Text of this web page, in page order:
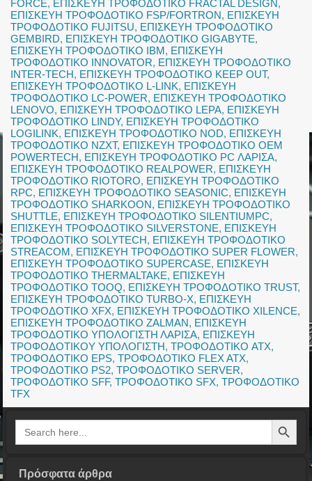
FORCE, ΕΠΙΣΚΕΥΗ ΤΡΟΦΟΔΟΤΙΚΟ FRACTAL DESIGN,
ΕΠΙΣΚΕΥΗ ΤΡΟΦΟΔΟΤΙΚΟ FSP/FORTRON, ΕΠΙΣΚΕΥΗ
ΤΡΟΦΟΔΟΤΙΚΟ FUJITSU, ΕΠΙΣΚΕΥΗ ΤΡΟΦΟΔΟΤΙΚΟ
GEMBIRD, ΕΠΙΣΚΕΥΗ ΤΡΟΦΟΔΟΤΙΚΟ GIGABYTE,
ΕΠΙΣΚΕΥΗ ΤΡΟΦΟΔΟΤΙΚΟ IBM, ΕΠΙΣΚΕΥΗ
ΤΡΟΦΟΔΟΤΙΚΟ INNOVATOR, ΕΠΙΣΚΕΥΗ ΤΡΟΦΟΔΟΤΙΚΟ
INTER-TECH, ΕΠΙΣΚΕΥΗ ΤΡΟΦΟΔΟΤΙΚΟ KEEP OUT,
ΕΠΙΣΚΕΥΗ ΤΡΟΦΟΔΟΤΙΚΟ L-LINK, ΕΠΙΣΚΕΥΗ
ΤΡΟΦΟΔΟΤΙΚΟ LC-POWER, ΕΠΙΣΚΕΥΗ ΤΡΟΦΟΔΟΤΙΚΟ
LENOVO, ΕΠΙΣΚΕΥΗ ΤΡΟΦΟΔΟΤΙΚΟ LEPA, ΕΠΙΣΚΕΥΗ
ΤΡΟΦΟΔΟΤΙΚΟ LINDY, ΕΠΙΣΚΕΥΗ ΤΡΟΦΟΔΟΤΙΚΟ
LOGILINK, ΕΠΙΣΚΕΥΗ ΤΡΟΦΟΔΟΤΙΚΟ NOD, ΕΠΙΣΚΕΥΗ
ΤΡΟΦΟΔΟΤΙΚΟ NZXT, ΕΠΙΣΚΕΥΗ ΤΡΟΦΟΔΟΤΙΚΟ OEM
POWERTECH, ΕΠΙΣΚΕΥΗ ΤΡΟΦΟΔΟΤΙΚΟ PC ΛΑΡΙΣΑ,
ΕΠΙΣΚΕΥΗ ΤΡΟΦΟΔΟΤΙΚΟ REALPOWER, ΕΠΙΣΚΕΥΗ
ΤΡΟΦΟΔΟΤΙΚΟ RIOTORO, ΕΠΙΣΚΕΥΗ ΤΡΟΦΟΔΟΤΙΚΟ
RPC, ΕΠΙΣΚΕΥΗ ΤΡΟΦΟΔΟΤΙΚΟ SEASONIC, ΕΠΙΣΚΕΥΗ
ΤΡΟΦΟΔΟΤΙΚΟ SHARKOON, ΕΠΙΣΚΕΥΗ ΤΡΟΦΟΔΟΤΙΚΟ
SHUTTLE, ΕΠΙΣΚΕΥΗ ΤΡΟΦΟΔΟΤΙΚΟ SILENTIUMPC,
ΕΠΙΣΚΕΥΗ ΤΡΟΦΟΔΟΤΙΚΟ SILVERSTONE, ΕΠΙΣΚΕΥΗ
ΤΡΟΦΟΔΟΤΙΚΟ SOLYTECH, ΕΠΙΣΚΕΥΗ ΤΡΟΦΟΔΟΤΙΚΟ
STREACOM, ΕΠΙΣΚΕΥΗ ΤΡΟΦΟΔΟΤΙΚΟ SUPER FLOWER,
ΕΠΙΣΚΕΥΗ ΤΡΟΦΟΔΟΤΙΚΟ SUPERCASE, ΕΠΙΣΚΕΥΗ
ΤΡΟΦΟΔΟΤΙΚΟ THERMALTAKE, ΕΠΙΣΚΕΥΗ
ΤΡΟΦΟΔΟΤΙΚΟ TOOQ, ΕΠΙΣΚΕΥΗ ΤΡΟΦΟΔΟΤΙΚΟ TRUST,
ΕΠΙΣΚΕΥΗ ΤΡΟΦΟΔΟΤΙΚΟ TURBO-X, ΕΠΙΣΚΕΥΗ
ΤΡΟΦΟΔΟΤΙΚΟ XFX, ΕΠΙΣΚΕΥΗ ΤΡΟΦΟΔΟΤΙΚΟ XILENCE,
ΕΠΙΣΚΕΥΗ ΤΡΟΦΟΔΟΤΙΚΟ ZALMAN, ΕΠΙΣΚΕΥΗ
ΤΡΟΦΟΔΟΤΙΚΟ ΥΠΟΛΟΓΙΣΤΗ ΛΑΡΙΣΑ, ΕΠΙΣΚΕΥΗ
ΤΡΟΦΟΔΟΤΙΚΟΥ ΥΠΟΛΟΓΙΣΤΗ,ΤΡΟΦΟΔΟΤΙΚΟ ATX,
ΤΡΟΦΟΔΟΤΙΚΟ EPS,ΤΡΟΦΟΔΟΤΙΚΟ FLEX ATX,
ΤΡΟΦΟΔΟΤΙΚΟ PS2,ΤΡΟΦΟΔΟΤΙΚΟ SERVER,
ΤΡΟΦΟΔΟΤΙΚΟ SFF,ΤΡΟΦΟΔΟΤΙΚΟ SFX,ΤΡΟΦΟΔΟΤΙΚΟ
TFX
Search
for:
Search Button
Πρόσφατα άρθρα